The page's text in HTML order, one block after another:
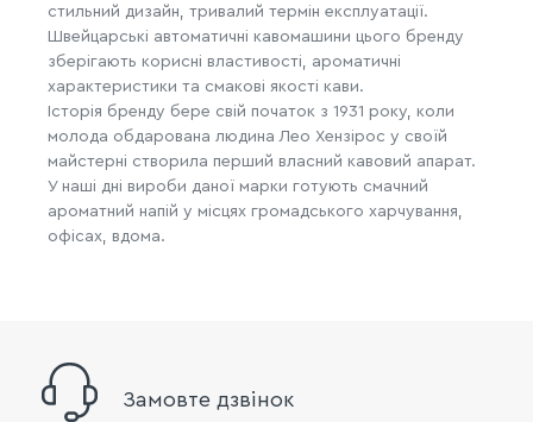
стильний дизайн, тривалий термін експлуатації.
Швейцарські автоматичні кавомашини цього бренду
зберігають корисні властивості, ароматичні
характеристики та смакові якості кави.
Історія бренду бере свій початок з 1931 року, коли
молода обдарована людина Лео Хензірос у своїй
майстерні створила перший власний кавовий апарат.
У наші дні вироби даної марки готують смачний
ароматний напій у місцях громадського харчування,
офісах, вдома.
Замовте дзвінок